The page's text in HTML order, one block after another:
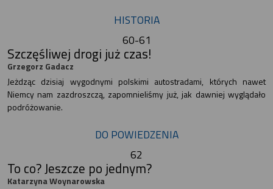
HISTORIA
60-61
Szczęśliwej drogi już czas!
Grzegorz Gadacz
Jeżdząc dzisiaj wygodnymi polskimi autostradami, których nawet
Niemcy nam zazdroszczą, zapomnieliśmy już, jak dawniej wyglądało
podróżowanie.
DO POWIEDZENIA
62
To co? Jeszcze po jednym?
Katarzyna Woynarowska